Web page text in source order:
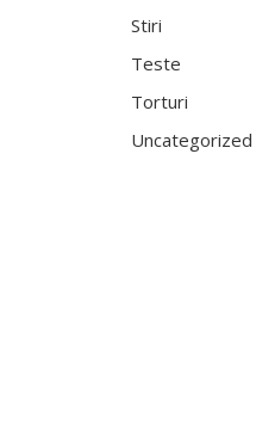
Stiri
Teste
Torturi
Uncategorized